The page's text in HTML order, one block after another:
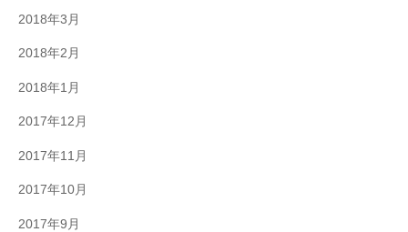
2018年3月
2018年2月
2018年1月
2017年12月
2017年11月
2017年10月
2017年9月